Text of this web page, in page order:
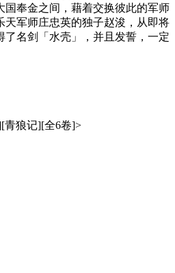
国奉金之间，藉着交换彼此的军师
天军师庄忠英的独子赵浚，从即将
了名剑「水壳」，并且发誓，一定
青狼记][全6卷]>